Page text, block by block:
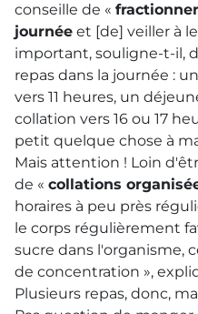
conseille de «
journée et [de] veiller à
important, souligne-t-il,
repas dans la journée :
vers 11 heures, un
collation vers 16 ou 17
petit quelque chose à
Mais attention ! Loin
de « collations
horaires à peu près
le corps régulièrement
sucre dans l'organisme,
de concentration »,
Plusieurs repas, donc,